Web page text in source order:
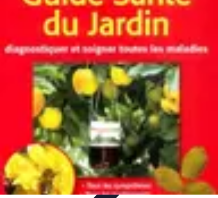
Connexion Rapide
Astuces et ConseilsOptimisationOptimisation de
Technologie Applications
Connexion Rapide